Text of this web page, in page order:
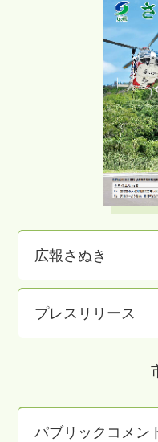
広報さぬき
プレスリリース
パブリックコメン